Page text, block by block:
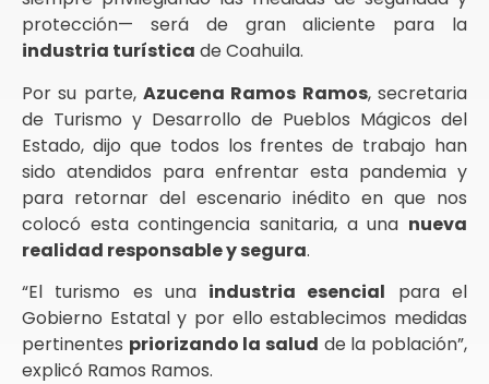
protección— será de gran aliciente para la
industria turística de Coahuila.
Por su parte, Azucena Ramos Ramos, secretaria
de Turismo y Desarrollo de Pueblos Mágicos del
Estado, dijo que todos los frentes de trabajo han
sido atendidos para enfrentar esta pandemia y
para retornar del escenario inédito en que nos
colocó esta contingencia sanitaria, a una nueva
realidad responsable y segura.
“El turismo es una industria esencial para el
Gobierno Estatal y por ello establecimos medidas
pertinentes priorizando la salud de la población”,
explicó Ramos Ramos.